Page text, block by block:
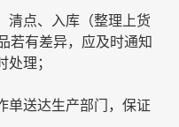
清点、入库（整理上货
若有差异，应及时通知
理；
单送达生产部门，保证